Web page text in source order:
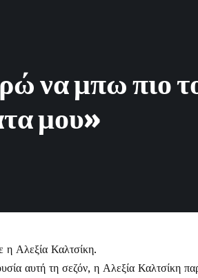
να μπω πιο
μου»
η Αλεξία Καλτσίκη.
αυτή τη σεζόν, η Αλεξία Καλτσίκη